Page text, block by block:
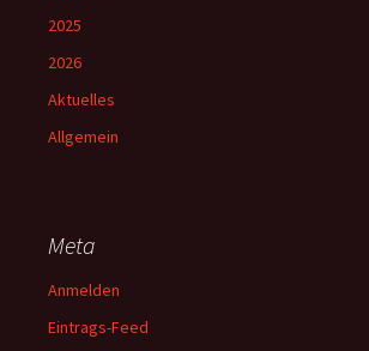
2025
2026
Aktuelles
Allgemein
Meta
Anmelden
Eintrags-Feed